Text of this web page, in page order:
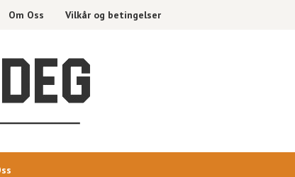
Om Oss Vilkår og betingelser